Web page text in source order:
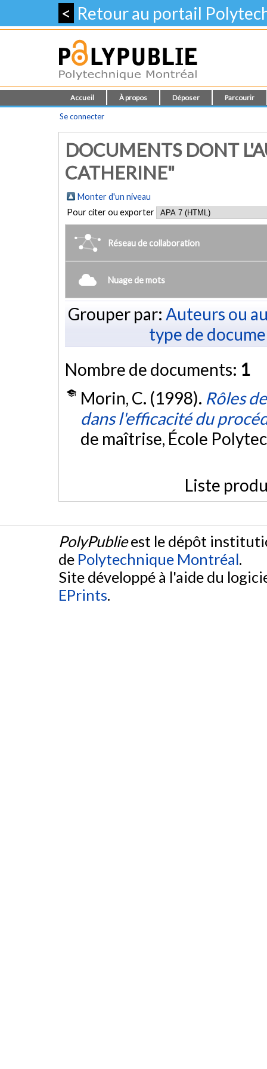
< Retour au portail
Accueil À propos Déposer Parcourir
Se connecter
DOCUMENTS DONT
CATHERINE"
Monter d'un niveau
Pour citer ou exporter
Réseau de collaboration
Nuage de mots
Grouper par: Auteurs ou
type de
Nombre de documents: 1
Morin, C. (1998). Rôles
dans l'efficacité du
de maîtrise, École
Liste
PolyPublieest le dépôt
de Polytechnique Montréal.
Site développé à l'aide du
EPrints.